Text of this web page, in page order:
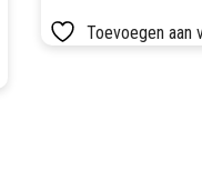
Toevoegen aan